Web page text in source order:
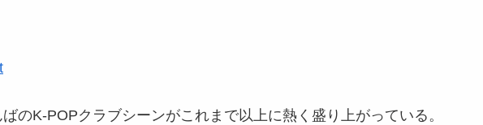
のK-POPクラブシーンがこれまで以上に熱く盛り上がっている。